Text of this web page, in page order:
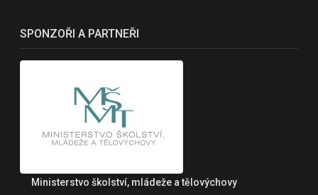
SPONZOŘI A PARTNEŘI
Ministerstvo školství, mládeže a tělovýchovy